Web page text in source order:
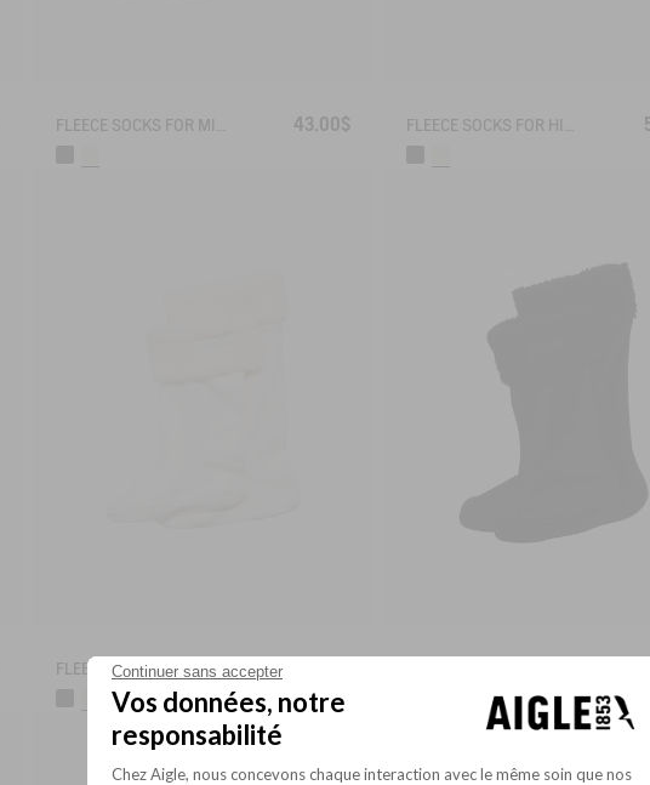
FLEECE SOCKS FOR MID-CALF BOOTS 43.00$ FLEECE SOCKS FOR HIGH-CUFF BOOTS
FLEECE SOCKS WITH SHERPA FOR HIGH-CUFF BOOTS
Continuer sans accepter
Vos données, notre
responsabilité
Plateforme de Gestion du Consentement :
Chez Aigle, nous concevons chaque interaction avec le même soin que nos